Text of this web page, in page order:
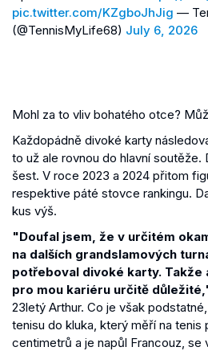
pic.twitter.com/KZgboJhJig —
(@TennisMyLife68) July 6, 2026
Mohl za to vliv bohatého otce?
Každopádně divoké karty
to už ale rovnou do hlavní soutěže.
šest. V roce 2023 a 2024 přitom
respektive páté stovce rankingu.
kus výš.
"Doufal jsem, že v určitém
na dalších grandslamových
potřeboval divoké karty. Takže
pro mou kariéru určitě
23letý Arthur. Co je však
tenisu do kluka, který měří na tenis
centimetrů a je napůl Francouz, se